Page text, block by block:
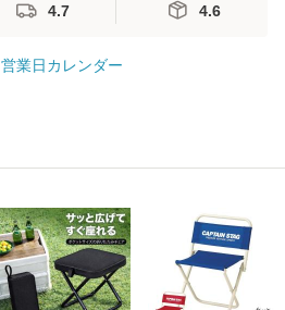
4.7 4.6
営業日カレンダー